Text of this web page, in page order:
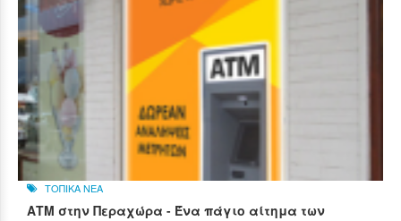
ΤΟΠΙΚΑ ΝΕΑ
ΑΤΜ στην Περαχώρα - Ένα πάγιο αίτημα των